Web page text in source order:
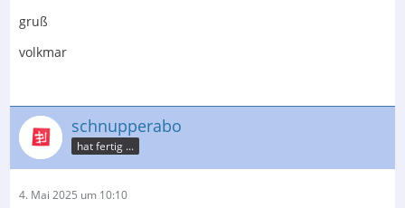
gruß
volkmar
schnupperabo
hat fertig ...
4. Mai 2025 um 10:10